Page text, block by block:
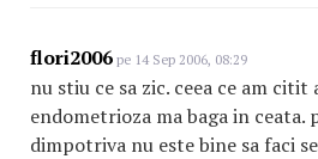
flori2006 pe 14 Sep 2006, 08:29
nu stiu ce sa zic. ceea ce am citit
endometrioza ma baga in
dimpotriva nu este bine sa faci